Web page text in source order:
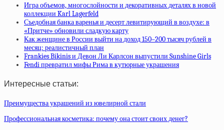
Игра объемов, многослойности и декоративных деталях в новой
коллекции Karl Lagerfeld
Съедобная банка варенья и десерт левитирующий в воздухе: в
«Притче» обновили сладкую карту
Как женщине в России выйти на доход 150–200 тысяч рублей в
месяц: реалистичный план
Frankies Bikinis и Девон Ли Карлсон выпустили Sunshine Girls
Fendi превратил мифы Рима в кутюрные украшения
Интересные статьи:
Преимущества украшений из ювелирной стали
Профессиональная косметика: почему она стоит своих денег?